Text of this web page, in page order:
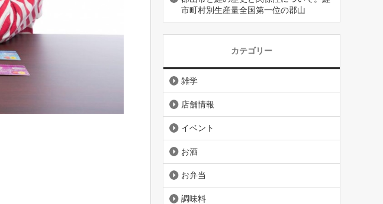
市町村別生産量全国第一位の郡山
カテゴリー
雑学
店舗情報
イベント
お酒
お弁当
調味料